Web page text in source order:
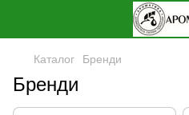
Каталог Бренди
Бренди